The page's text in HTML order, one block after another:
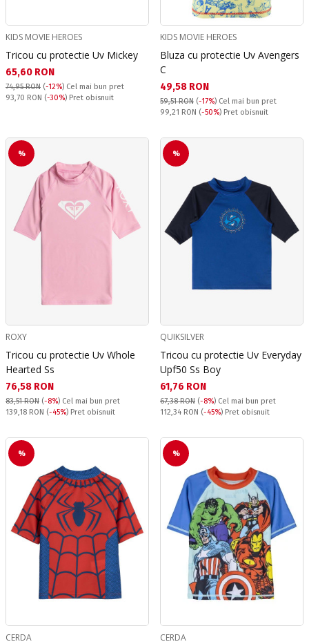
KIDS MOVIE HEROES
Tricou cu protectie Uv Mickey
Текуща цена:
65,60 RON
74,95 RON (-12%) Cel mai bun pret
Pret obisnuit:
93,70 RON (-30%) Pret obisnuit
KIDS MOVIE HEROES
Bluza cu protectie Uv Avengers
C
Текуща цена:
49,58 RON
59,51 RON (-17%) Cel mai bun pret
Pret obisnuit:
99,21 RON (-50%) Pret obisnuit
%
ROXY
Tricou cu protectie Uv Whole
Hearted Ss
Текуща цена:
76,58 RON
83,51 RON (-8%) Cel mai bun pret
Pret obisnuit:
139,18 RON (-45%) Pret obisnuit
%
QUIKSILVER
Tricou cu protectie Uv Everyday
Upf50 Ss Boy
Текуща цена:
61,76 RON
67,38 RON (-8%) Cel mai bun pret
Pret obisnuit:
112,34 RON (-45%) Pret obisnuit
%
CERDA
%
CERDA